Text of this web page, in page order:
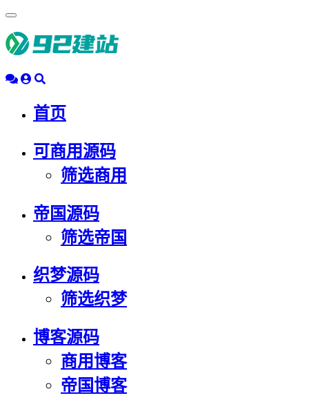
动
导
首页
可商用源码
筛选商用
帝国源码
筛选帝国
织梦源码
筛选织梦
博客源码
商用博客
帝国博客